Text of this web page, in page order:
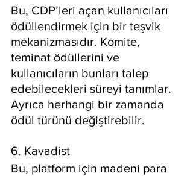
Bu, CDP’leri açan kullanıcıları
ödüllendirmek için bir teşvik
mekanizmasıdır. Komite,
teminat ödüllerini ve
kullanıcıların bunları talep
edebilecekleri süreyi tanımlar.
Ayrıca herhangi bir zamanda
ödül türünü değiştirebilir.
6. Kavadist
Bu, platform için madeni para